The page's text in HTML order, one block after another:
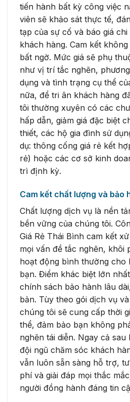
tiến hành bất kỳ công việc
viên sẽ khảo sát thực tế,
tạp của sự cố và báo giá
khách hàng. Cam kết
bất ngờ. Mức giá sẽ phụ
như vị trí tắc nghẽn,
dụng và tình trạng cụ thể
nữa, để tri ân khách hàng
tôi thường xuyên có các
hấp dẫn, giảm giá đặc biệt
thiết, các hộ gia đình sử
dụ: thông cống giá rẻ kết
rẻ) hoặc các cơ sở kinh
trì định kỳ.
Cam kết chất lượng và bảo
Chất lượng dịch vụ là nền
bền vững của chúng tôi.
Giá Rẻ Thái Bình cam kết
mọi vấn đề tắc nghẽn, khôi
hoạt động bình thường cho
bạn. Điểm khác biệt lớn
chính sách bảo hành lâu
bản. Tùy theo gói dịch vụ
chúng tôi sẽ cung cấp thời
thể, đảm bảo bạn không
nghẽn tái diễn. Ngay cả
đội ngũ chăm sóc khách
vẫn luôn sẵn sàng hỗ trợ,
phí và giải đáp mọi thắc
người đồng hành đáng tin